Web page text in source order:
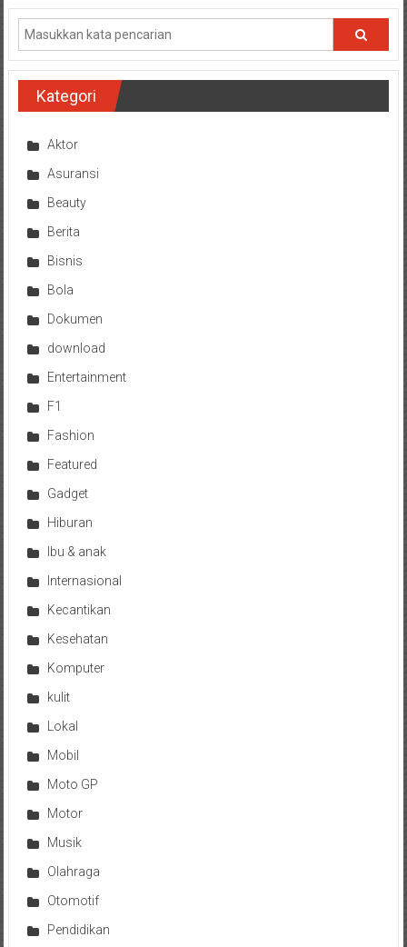
Kategori
Aktor
Asuransi
Beauty
Berita
Bisnis
Bola
Dokumen
download
Entertainment
F1
Fashion
Featured
Gadget
Hiburan
Ibu & anak
Internasional
Kecantikan
Kesehatan
Komputer
kulit
Lokal
Mobil
Moto GP
Motor
Musik
Olahraga
Otomotif
Pendidikan